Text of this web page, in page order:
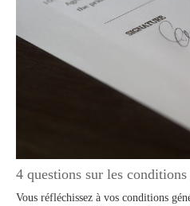
4 questions sur les conditions
Vous réfléchissez à vos conditions